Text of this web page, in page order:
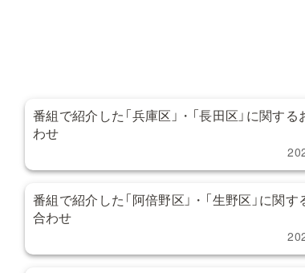
番組で紹介した「兵庫区」・「長田区」に関す
わせ
番組で紹介した「阿倍野区」・「生野区」に関
合わせ